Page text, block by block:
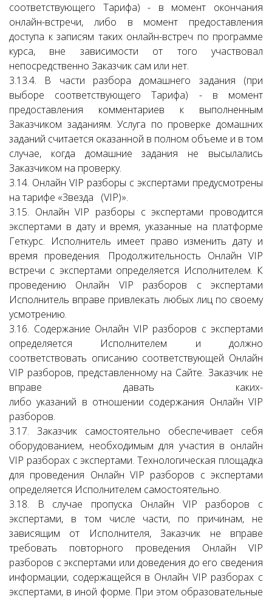
соответствующего Тарифа) - в момент окончания
онлайн-встречи, либо в момент предоставления
доступа к записям таких онлайн-встреч по программе
курса, вне зависимости от того участвовал
непосредственно Заказчик сам или нет.
3.13.4. В части разбора домашнего задания (при
выборе соответствующего Тарифа) - в момент
предоставления комментариев к выполненным
Заказчиком заданиям. Услуга по проверке домашних
заданий считается оказанной в полном объеме и в том
случае, когда домашние задания не высылались
Заказчиком на проверку.
3.14. Онлайн VIP разборы с экспертами предусмотрены
на тарифе «Звезда (VIP)».
3.15. Онлайн VIP разборы с экспертами проводится
экспертами в дату и время, указанные на платформе
Геткурс. Исполнитель имеет право изменить дату и
время проведения. Продолжительность Онлайн VIP
встречи с экспертами определяется Исполнителем. К
проведению Онлайн VIP разборов с экспертами
Исполнитель вправе привлекать любых лиц по своему
усмотрению.
3.16. Содержание Онлайн VIP разборов с экспертами
определяется Исполнителем и должно
соответствовать описанию соответствующей Онлайн
VIP разборов, представленному на Сайте. Заказчик не
вправе давать каких-
либо указаний в отношении содержания Онлайн VIP
разборов.
3.17. Заказчик самостоятельно обеспечивает себя
оборудованием, необходимым для участия в онлайн
VIP разборах с экспертами. Технологическая площадка
для проведения Онлайн VIP разборов с экспертами
определяется Исполнителем самостоятельно.
3.18. В случае пропуска Онлайн VIP разборов с
экспертами, в том числе части, по причинам, не
зависящим от Исполнителя, Заказчик не вправе
требовать повторного проведения Онлайн VIP
разборов с экспертами или доведения до его сведения
информации, содержащейся в Онлайн VIP разборах с
экспертами, в иной форме. При этом образовательные